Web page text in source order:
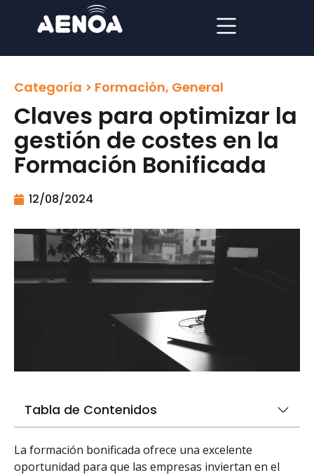
Categoría > Formación, General
Claves para optimizar la
gestión de costes en la
Formación Bonificada
12/08/2024
Tabla de Contenidos
La formación bonificada ofrece una excelente
oportunidad para que las empresas inviertan en el